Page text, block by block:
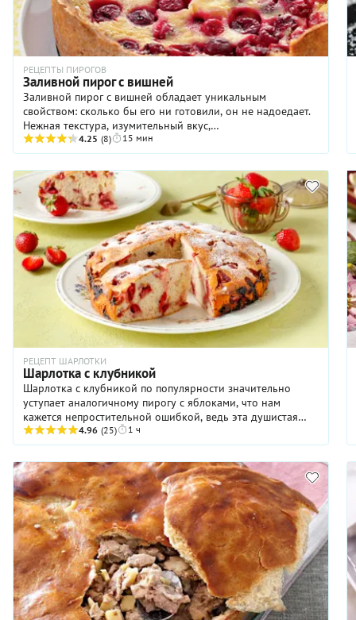
РЕЦЕПТЫ ПИРОГОВ
Заливной пирог с вишней
Заливной пирог с вишней обладает уникальным
свойством: сколько бы его ни готовили, он не надоедает.
Нежная текстура, изумительный вкус,
головокружительный аромат… Просто праздник какой-то!
Рецепт приготовления заливного вишневого пирога не
слишком сложный, так что, если вы будете четко
следовать инструкциям, все получится идеально. Только,
пожалуйста, не торопитесь и дайте лакомству
основательно остыть в форме. За это время начинка
стабилизируется, и ее консистенция станет более
плотной, кремовой.
4.25 (8) 15 мин
РЕЦЕПТ ШАРЛОТКИ
Шарлотка с клубникой
Шарлотка с клубникой по популярности значительно
уступает аналогичному пирогу с яблоками, что нам
кажется непростительной ошибкой, ведь эта душистая
ягода гарантирует любому десерту оглушительный успех.
Готовится же подобное лакомство очень просто, поэтому
взяться за реализацию нашего рецепта может даже
начинающая хозяйка. Ну а чтобы сделать вкус шарлотки
еще более интересной, мы добавили в тесто тертую
цедру лайма, которая, кстати, выполняет не только вкусо-
ароматическую функцию, но и декоративную: она очень
изысканно смотрится на разрезе.
4.96 (25) 1 ч